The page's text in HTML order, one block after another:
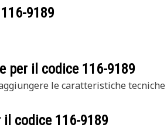
116-9189
per il codice 116-9189
le caratteristiche
il codice 116-9189